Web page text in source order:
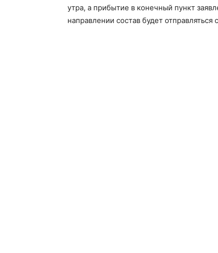
утра, а прибытие в конечный пункт
направлении состав будет отправляться